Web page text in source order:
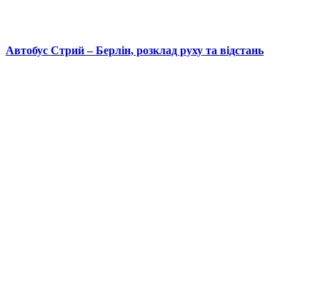
Автобус Стрий – Берлін, розклад руху та відстань